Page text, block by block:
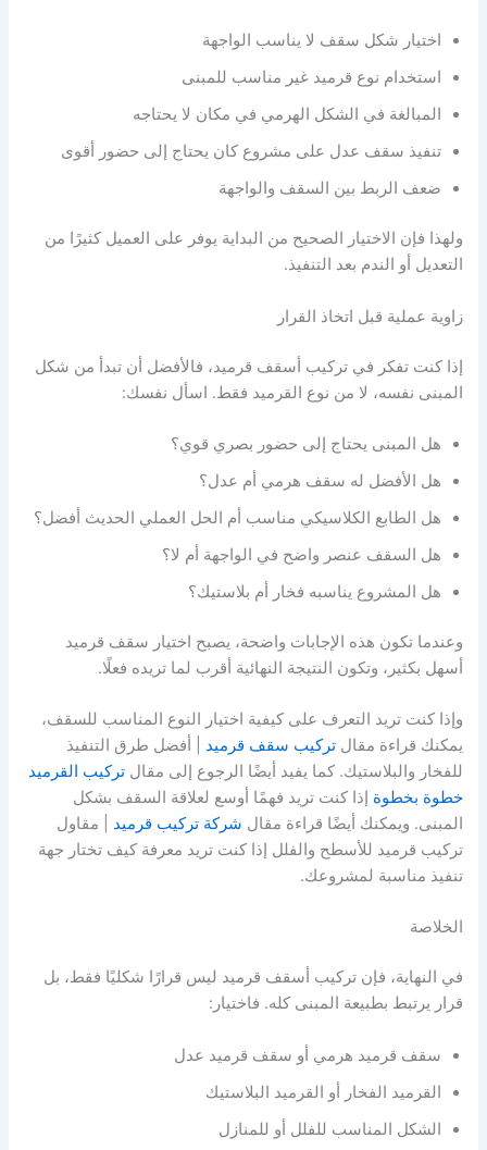
اختيار شكل سقف لا يناسب الواجهة
استخدام نوع قرميد غير مناسب للمبنى
المبالغة في الشكل الهرمي في مكان لا يحتاجه
تنفيذ سقف عدل على مشروع كان يحتاج إلى حضور أقوى
ضعف الربط بين السقف والواجهة
ولهذا فإن الاختيار الصحيح من البداية يوفر على العميل كثيرًا من
التعديل أو الندم بعد التنفيذ.
زاوية عملية قبل اتخاذ القرار
إذا كنت تفكر في تركيب أسقف قرميد، فالأفضل أن تبدأ من شكل
المبنى نفسه، لا من نوع القرميد فقط. اسأل نفسك:
هل المبنى يحتاج إلى حضور بصري قوي؟
هل الأفضل له سقف هرمي أم عدل؟
هل الطابع الكلاسيكي مناسب أم الحل العملي الحديث أفضل؟
هل السقف عنصر واضح في الواجهة أم لا؟
هل المشروع يناسبه فخار أم بلاستيك؟
وعندما تكون هذه الإجابات واضحة، يصبح اختيار سقف قرميد
أسهل بكثير، وتكون النتيجة النهائية أقرب لما تريده فعلًا.
وإذا كنت تريد التعرف على كيفية اختيار النوع المناسب للسقف،
يمكنك قراءة مقالتركيب سقف قرميد | أفضل طرق التنفيذ
للفخار والبلاستيك. كما يفيد أيضًا الرجوع إلى مقالتركيب القرميد
خطوة بخطوة إذا كنت تريد فهمًا أوسع لعلاقة السقف بشكل
المبنى. ويمكنك أيضًا قراءة مقال شركة تركيب قرميد | مقاول
تركيب قرميد للأسطح والفلل إذا كنت تريد معرفة كيف تختار جهة
تنفيذ مناسبة لمشروعك.
الخلاصة
في النهاية، فإن تركيب أسقف قرميد ليس قرارًا شكليًا فقط، بل
قرار يرتبط بطبيعة المبنى كله. فاختيار:
سقف قرميد هرمي أو سقف قرميد عدل
القرميد الفخار أو القرميد البلاستيك
الشكل المناسب للفلل أو للمنازل